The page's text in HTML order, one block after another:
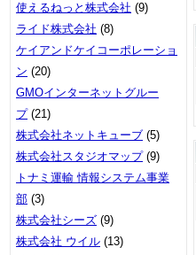
使えるねっと株式会社 (9)
ライド株式会社 (8)
ケイアンドケイコーポレーショ
ン (20)
GMOインターネットグルー
プ(21)
株式会社ネットキューブ (5)
株式会社スタジオマップ(9)
トナミ運輸 情報システム事業
部 (3)
株式会社シーズ (9)
株式会社 ウイル (13)